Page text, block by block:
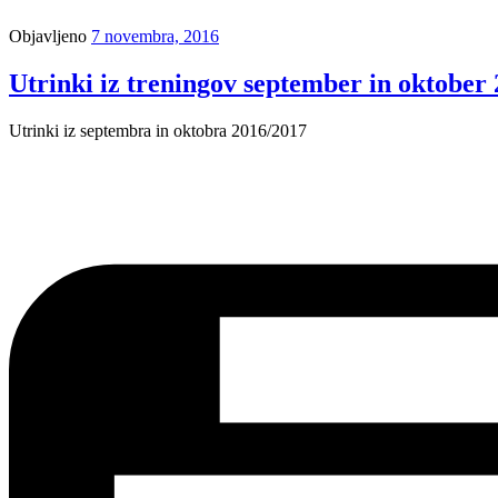
Objavljeno 7 novembra, 2016
Utrinki iz treningov september in oktober
Utrinki iz septembra in oktobra 2016/2017